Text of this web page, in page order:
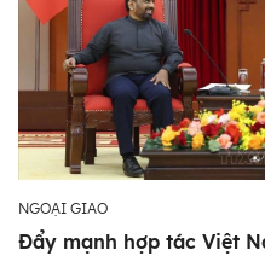
NGOẠI GIAO
Đẩy mạnh hợp tác Việt